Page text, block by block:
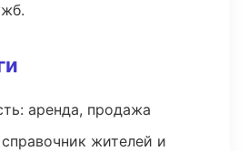
аренда, продажа
жителей и